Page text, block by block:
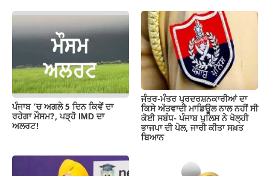
ਪੰਜਾਬ ‘ਚ ਅਗਲੇ 5 ਦਿਨ ਕਿਵੇਂ ਦਾ
ਰਹੇਗਾ ਮੌਸਮ?, ਪੜ੍ਹੋ IMD ਦਾ
ਅਲਰਟ!
ਜੰਤਰ-ਮੰਤਰ ਪ੍ਰਦਰਸ਼ਨਕਾਰੀਆਂ ਦਾ
ਕਿਸੇ ਅੱਤਵਾਦੀ ਮਾਡਿਊਲ ਨਾਲ ਨਹੀਂ ਸੀ
ਕੋਈ ਸਬੰਧ- ਪੰਜਾਬ ਪੁਲਿਸ ਨੇ ਖੋਲ੍ਹੀ
ਭਾਜਪਾ ਦੀ ਪੋਲ, ਜਾਰੀ ਕੀਤਾ ਸਖ਼ਤ
ਬਿਆਨ